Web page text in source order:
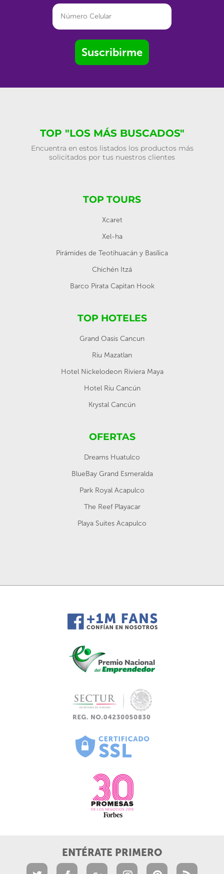
Suscribirme
TOP "LOS MÁS BUSCADOS"
Encuentra en estos listados los productos más
solicitados por tus nuestros clientes
TOP TOURS
Xcaret
Xel-ha
Pirámides de Teotihuacán y Basílica
Chichén Itzá
Barco Pirata Capitan Hook
TOP HOTELES
Grand Oasis Cancun
Riu Mazatlan
Hotel Nickelodeon Riviera Maya
Hotel Riu Cancún
Krystal Cancún
OFERTAS
Dreams Huatulco
BlueBay Grand Esmeralda
Park Royal Acapulco
The Reef Playacar
Playa Suites Acapulco
ENTÉRATE PRIMERO